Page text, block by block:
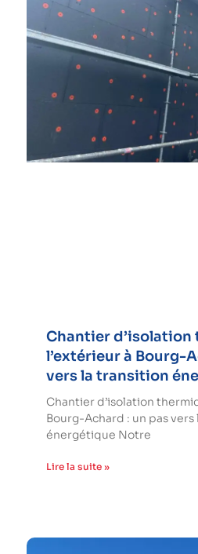
Chantier
l’extérieur à Bourg-
vers la transition
Chantier d’isolation
Bourg-Achard : un pas
énergétique Notre
Lire la suite »